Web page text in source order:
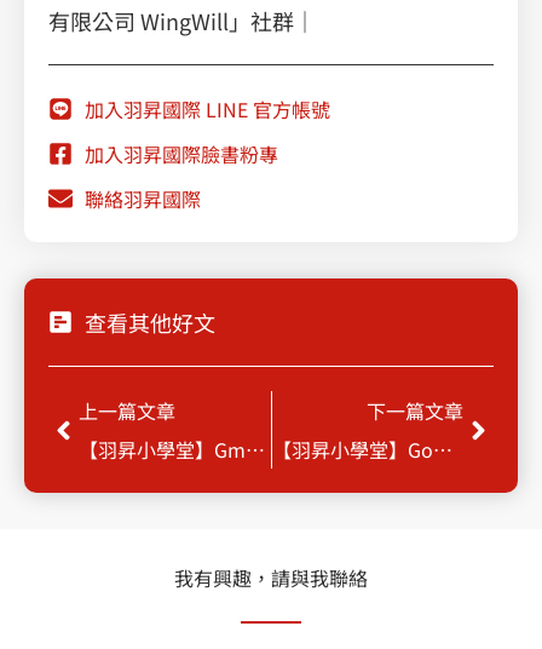
有限公司 WingWill」社群｜
加入羽昇國際 LINE 官方帳號
加入羽昇國際臉書粉專
聯絡羽昇國際
查看其他好文
Prev
上一篇文章
【羽昇小學堂】Gmail 範本功能
下一篇文章
【羽昇小學堂】Google Workspace (舊稱 G Suite) 標籤功能
Next
我有興趣，請與我聯絡